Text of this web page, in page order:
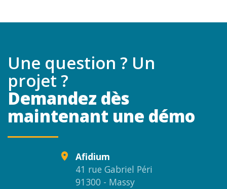
Une question ? Un
projet ?
Demandez dès
maintenant une démo
Afidium
41 rue Gabriel Péri
91300 - Massy